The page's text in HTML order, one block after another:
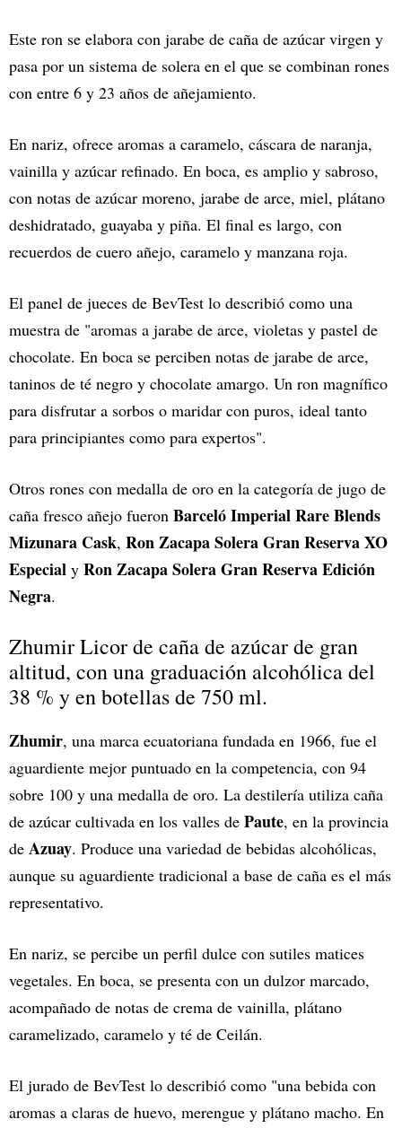
Este ron se elabora con jarabe de caña de azúcar virgen y
pasa por un sistema de solera en el que se combinan rones
con entre 6 y 23 años de añejamiento.
En nariz, ofrece aromas a caramelo, cáscara de naranja,
vainilla y azúcar refinado. En boca, es amplio y sabroso,
con notas de azúcar moreno, jarabe de arce, miel, plátano
deshidratado, guayaba y piña. El final es largo, con
recuerdos de cuero añejo, caramelo y manzana roja.
El panel de jueces de BevTest lo describió como una
muestra de "aromas a jarabe de arce, violetas y pastel de
chocolate. En boca se perciben notas de jarabe de arce,
taninos de té negro y chocolate amargo. Un ron magnífico
para disfrutar a sorbos o maridar con puros, ideal tanto
para principiantes como para expertos".
Otros rones con medalla de oro en la categoría de jugo de
caña fresco añejo fueron Barceló Imperial Rare Blends
Mizunara Cask, Ron Zacapa Solera Gran Reserva XO
Especial y Ron Zacapa Solera Gran Reserva Edición
Negra.
Zhumir Licor de caña de azúcar de gran
altitud, con una graduación alcohólica del
38 % y en botellas de 750 ml.
Zhumir, una marca ecuatoriana fundada en 1966, fue el
aguardiente mejor puntuado en la competencia, con 94
sobre 100 y una medalla de oro. La destilería utiliza caña
de azúcar cultivada en los valles de Paute, en la provincia
de Azuay. Produce una variedad de bebidas alcohólicas,
aunque su aguardiente tradicional a base de caña es el más
representativo.
En nariz, se percibe un perfil dulce con sutiles matices
vegetales. En boca, se presenta con un dulzor marcado,
acompañado de notas de crema de vainilla, plátano
caramelizado, caramelo y té de Ceilán.
El jurado de BevTest lo describió como "una bebida con
aromas a claras de huevo, merengue y plátano macho. En